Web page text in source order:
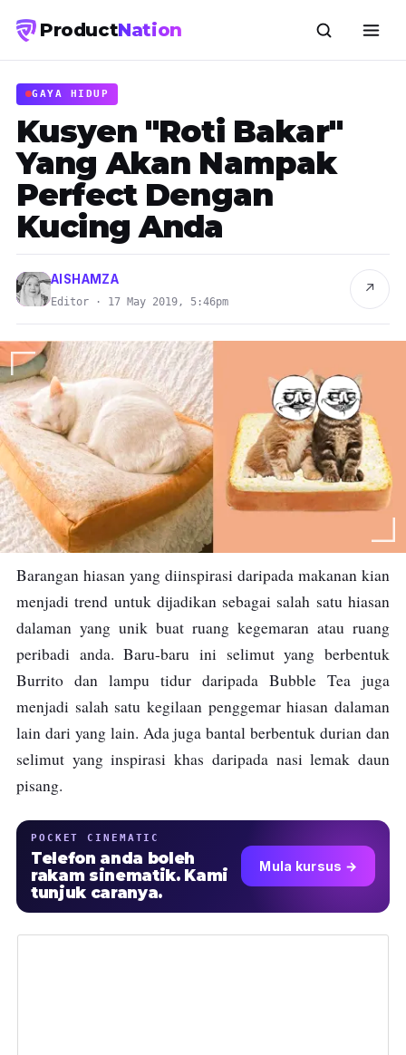
ProductNation
GAYA HIDUP
Kusyen "Roti Bakar"
Yang Akan Nampak
Perfect Dengan
Kucing Anda
AISHAMZA
Editor · 17 May 2019, 5:46pm
↗
Barangan hiasan yang diinspirasi daripada makanan kian
menjadi trend untuk dijadikan sebagai salah satu hiasan
dalaman yang unik buat ruang kegemaran atau ruang
peribadi anda. Baru-baru ini selimut yang berbentuk
Burrito dan lampu tidur daripada Bubble Tea juga
menjadi salah satu kegilaan penggemar hiasan dalaman
lain dari yang lain. Ada juga bantal berbentuk durian dan
selimut yang inspirasi khas daripada nasi lemak daun
pisang.
POCKET CINEMATIC
Telefon anda boleh
rakam sinematik. Kami
tunjuk caranya.
Mula kursus →